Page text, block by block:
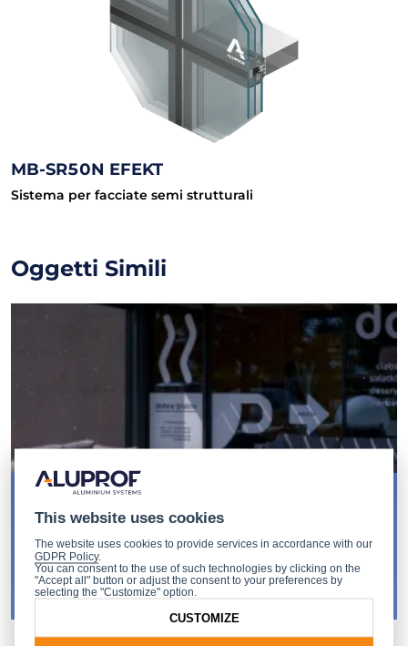
MB-SR50N EFEKT
Sistema per facciate semi strutturali
Oggetti Simili
This website uses cookies
The website uses cookies to provide services in accordance with our
GDPR Policy.
You can consent to the use of such technologies by clicking on the
"Accept all" button or adjust the consent to your preferences by
selecting the "Customize" option.
CUSTOMIZE